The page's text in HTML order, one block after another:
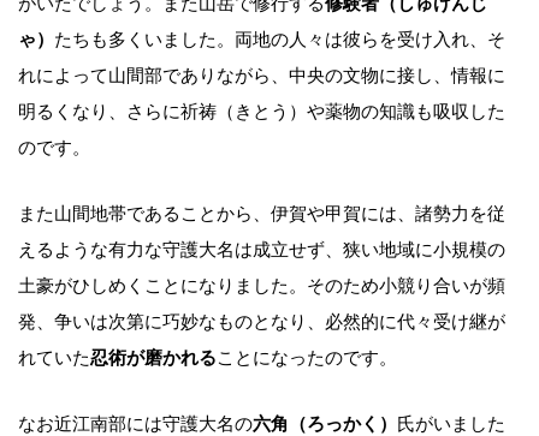
ゃ） たちも多くいました。両地の人々は彼らを受け入れ、そ
れによって山間部でありながら、中央の文物に接し、情報に
明るくなり、さらに祈祷（きとう）や薬物の知識も吸収した
のです。
また山間地帯であることから、伊賀や甲賀には、諸勢力を従
えるような有力な守護大名は成立せず、狭い地域に小規模の
土豪がひしめくことになりました。そのため小競り合いが頻
発、争いは次第に巧妙なものとなり、必然的に代々受け継が
れていた忍術が磨かれることになったのです。
なお近江南部には守護大名の六角（ろっかく）
氏がいました